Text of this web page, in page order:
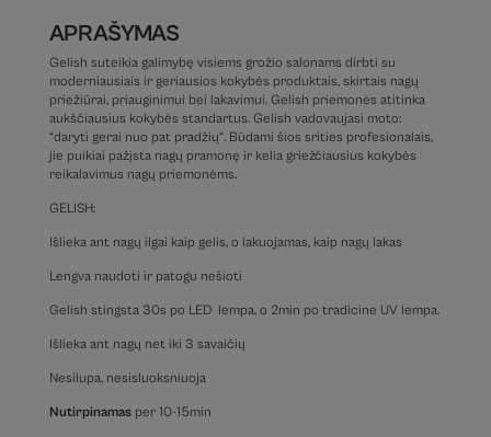
APRAŠYMAS
Gelish suteikia galimybę visiems grožio salonams dirbti su
moderniausiais ir geriausios kokybės produktais, skirtais nagų
priežiūrai, priauginimui bei lakavimui. Gelish priemonės atitinka
aukščiausius kokybės standartus. Gelish vadovaujasi moto:
“daryti gerai nuo pat pradžių“. Būdami šios srities profesionalais,
jie puikiai pažįsta nagų pramonę ir kelia griežčiausius kokybės
reikalavimus nagų priemonėms.
GELISH:
Išlieka ant nagų ilgai kaip gelis, o lakuojamas, kaip nagų lakas
Lengva naudoti ir patogu nešioti
Gelish stingsta 30s po LED lempa, o 2min po tradicine UV lempa.
Išlieka ant nagų net iki 3 savaičių
Nesilupa, nesisluoksniuoja
Nutirpinamasper 10-15min